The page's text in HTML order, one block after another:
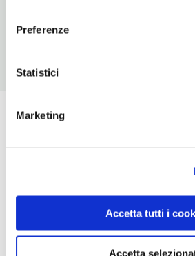
Preferenze
Statistici
Marketing
Accetta tutti i
Accetta